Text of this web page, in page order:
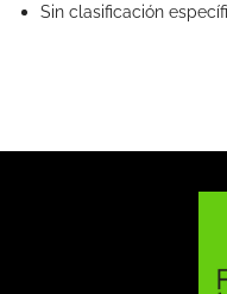
Sin clasificación